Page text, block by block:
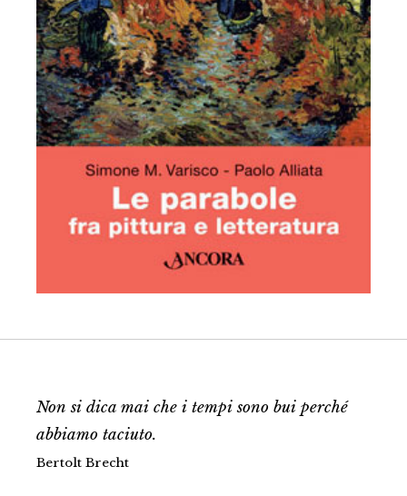
Non si dica mai che i tempi sono bui perché
abbiamo taciuto.
Bertolt Brecht